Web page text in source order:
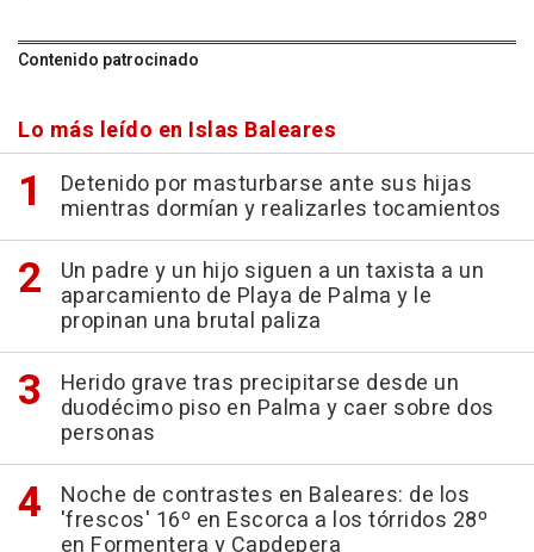
Contenido patrocinado
Lo más leído en Islas Baleares
Detenido por masturbarse ante sus hijas
mientras dormían y realizarles tocamientos
Un padre y un hijo siguen a un taxista a un
aparcamiento de Playa de Palma y le
propinan una brutal paliza
Herido grave tras precipitarse desde un
duodécimo piso en Palma y caer sobre dos
personas
Noche de contrastes en Baleares: de los
'frescos' 16º en Escorca a los tórridos 28º
en Formentera y Capdepera